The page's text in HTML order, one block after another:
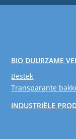
BIO DUURZAME
Bestek
Transparante
INDUSTRIËLE